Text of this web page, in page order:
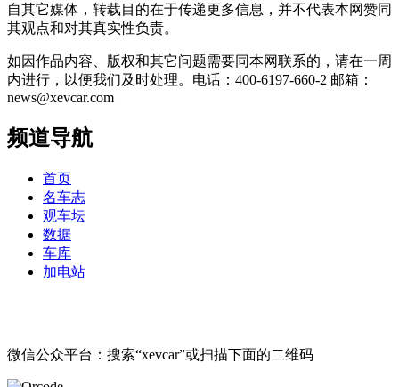
自其它媒体，转载目的在于传递更多信息，并不代表本网赞同
其观点和对其真实性负责。
如因作品内容、版权和其它问题需要同本网联系的，请在一周
内进行，以便我们及时处理。电话：400-6197-660-2 邮箱：
news@xevcar.com
频道导航
首页
名车志
观车坛
数据
车库
加电站
微信公众平台：搜索“xevcar”或扫描下面的二维码